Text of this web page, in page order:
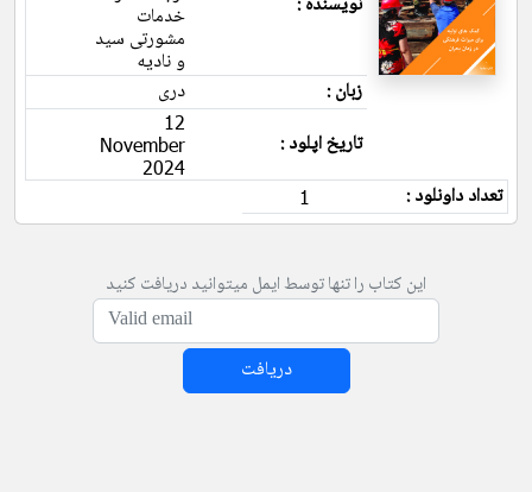
خدمات
مشورتی سید
و نادیه
زبان :
دری
تاریخ اپلود :
12
November
2024
تعداد داونلود : 1
این کتاب را تنها توسط ایمل میتوانید دریافت کنید
دریافت